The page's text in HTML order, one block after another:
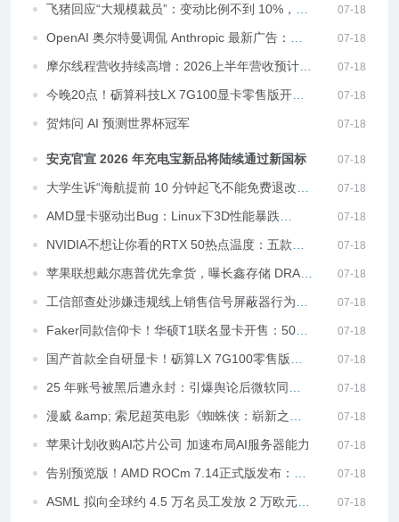
飞猪回应“大规模裁员”：变动比例不到 10%，正
在招聘的员工人数与离职人数基本持平
07-18
OpenAI 奥尔特曼调侃 Anthropic 最新广告：我
还以为这是讽刺短片
07-18
摩尔线程营收持续高增：2026上半年营收预计为
上年同期2.35至2.49倍
07-18
今晚20点！砺算科技LX 7G100显卡零售版开售
售价2688元
07-18
贺炜问 AI 预测世界杯冠军 07-18
安克官宣 2026 年充电宝新品将陆续通过新国标 07-18
大学生诉“海航提前 10 分钟起飞不能免费退改
签”后续：航司运输总条件已删除相关限制
07-18
AMD显卡驱动出Bug：Linux下3D性能暴跌
50%！
07-18
NVIDIA不想让你看的RTX 50热点温度：五款工
具已绕过限制！
07-18
苹果联想戴尔惠普优先拿货，曝长鑫存储 DRAM
订单已排至 2027 年底
07-18
工信部查处涉嫌违规线上销售信号屏蔽器行为，
督促电商平台落实责任
07-18
Faker同款信仰卡！华硕T1联名显卡开售：5060
Ti卖3999元、5070卖5999元
07-18
国产首款全自研显卡！砺算LX 7G100零售版上
市：2688元
07-18
25 年账号被黑后遭永封：引爆舆论后微软同意
为受害者恢复账号
07-18
漫威 &amp; 索尼超英电影《蜘蛛侠：崭新之
日》发行通知出炉：片长 145 分钟，7 月 29 日
上映
07-18
苹果计划收购AI芯片公司 加速布局AI服务器能力 07-18
告别预览版！AMD ROCm 7.14正式版发布：锐
龙 AI 400系列终于上车
07-18
ASML 拟向全球约 4.5 万名员工发放 2 万欧元股
07-18